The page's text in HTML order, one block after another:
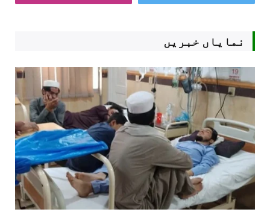
نمایاں خبریں